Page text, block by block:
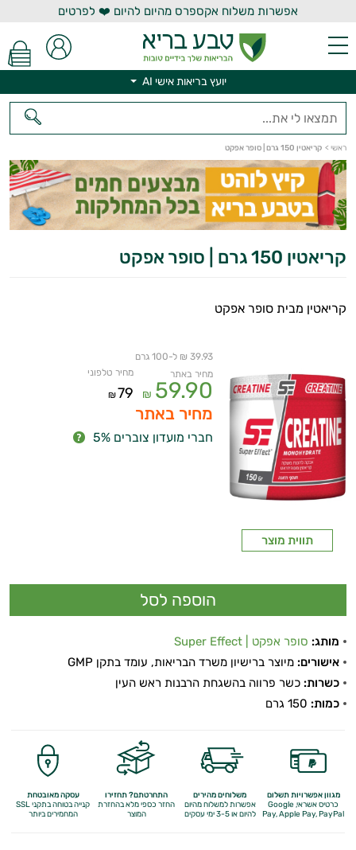
אפשרות משלוח אקספרס מהיום להיום ❤️ לפרטים
יועץ בריאות אישי AI
ראשי > קריאטין 150 גרם | סופר אפקט
קריאטין 150 גרם | סופר אפקט
קריאטין מבית סופר אפקט
תווית מוצר
39.93 ₪ ל-100 גרם
מחיר באתר
59.90
₪
מחיר טלפוני
79
₪
מחיר באתר
חברי מועדון צוברים 5%
מותג: סופר אפקט | Super Effect
אישורים: מיוצר ברישיון משרד הבריאות, עומד בתקן GMP
כשרות: כשר פרווה בהשגחת הרבנות ראש העין
כמות:
מגוון אפשרויות תשלום
כרטיס אשראי, Google
Pay,Apple Pay, PayPal
משלוחים מהירים
אפשרות למשלוח מהיום
להיום או 3-5 ימי עסקים
התחרטתם? תחזירו
החזר כספי מלאבהחזרת
המוצר
עסקה מאובטחת
קנייה בטוחה בתקני SSL
המחמירים ביותר